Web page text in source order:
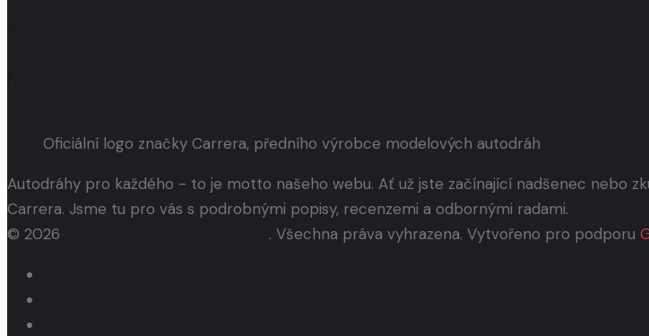
Oficiální logo značky Carrera, předního výrobce modelových autodráh
Autodráhy pro každého - to je motto našeho webu. Ať už jste začínající nadšenec nebo
Carrera. Jsme tu pro vás s podrobnými popisy, recenzemi a odbornými radami.
© 2026
. Všechna práva vyhrazena. Vytvořeno pro podporu